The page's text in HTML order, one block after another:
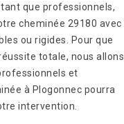
que professionnels,
cheminée 29180 avec
ou rigides. Pour que
totale, nous allons
et
à Plogonnec pourra
intervention.